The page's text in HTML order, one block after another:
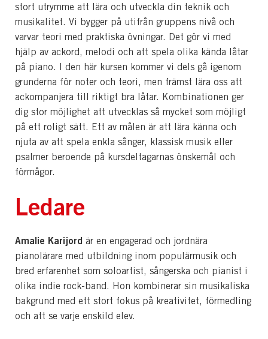
stort utrymme att lära och utveckla din teknik och
musikalitet. Vi bygger på utifrån gruppens nivå och
varvar teori med praktiska övningar. Det gör vi med
hjälp av ackord, melodi och att spela olika kända låtar
på piano. I den här kursen kommer vi dels gå igenom
grunderna för noter och teori, men främst lära oss att
ackompanjera till riktigt bra låtar. Kombinationen ger
dig stor möjlighet att utvecklas så mycket som möjligt
på ett roligt sätt. Ett av målen är att lära känna och
njuta av att spela enkla sånger, klassisk musik eller
psalmer beroende på kursdeltagarnas önskemål och
förmågor.
Ledare
Amalie Karijord är en engagerad och jordnära
pianolärare med utbildning inom populärmusik och
bred erfarenhet som soloartist, sångerska och pianist i
olika indie rock-band. Hon kombinerar sin musikaliska
bakgrund med ett stort fokus på kreativitet, förmedling
och att se varje enskild elev.